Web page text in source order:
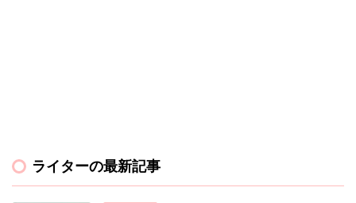
ライターの最新記事